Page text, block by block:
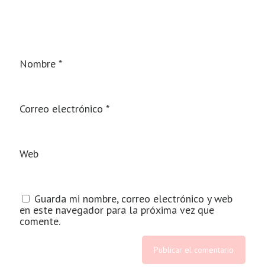
Nombre *
Correo electrónico *
Web
Guarda mi nombre, correo electrónico y web
en este navegador para la próxima vez que
comente.